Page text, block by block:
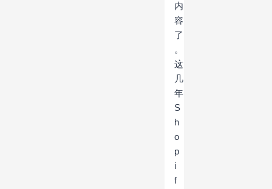
内
容
了
。
这
几
年
S
h
o
p
i
f